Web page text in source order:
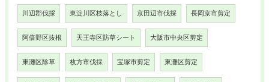
川辺郡伐採 東淀川区枝落とし 京田辺市伐採 長岡京市剪定
阿倍野区抜根 天王寺区防草シート 大阪市中央区剪定
東灘区除草 枚方市伐採 宝塚市剪定 東灘区剪定